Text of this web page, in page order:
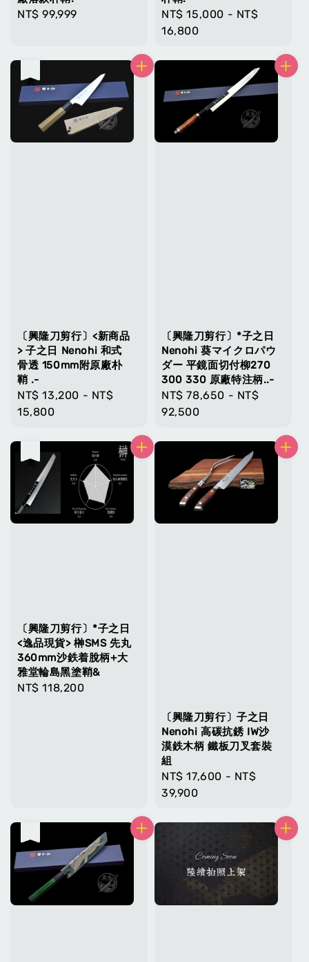
Regular
NT$ 99,999
Regular
price
NT$ 15,000 - NT$
16,800
〔興隆刀剪行〕<新商品
> 子之日 Nenohi 和式
骨透 150mm附原廠朴
鞘 .-
Regular
price
NT$ 13,200 - NT$
15,800
〔興隆刀剪行〕*子之日
Nenohi 葵マイクロパウ
ダー 平鏡面切付柳270
300 330 原廠特注柄..-
Regular
price
NT$ 78,650 - NT$
92,500
〔興隆刀剪行〕*子之日
<逸品現貨> 榊SMS 先丸
360mm沙鉄着脫柄+大
雅堂輪島黑塗鞘&
Regular
NT$ 118,200
〔興隆刀剪行〕子之日
Nenohi 高碳抗銹 IW沙
漠鉄木柄 鐵板刀叉套裝
組
Regular
price
NT$ 17,600 - NT$
39,900